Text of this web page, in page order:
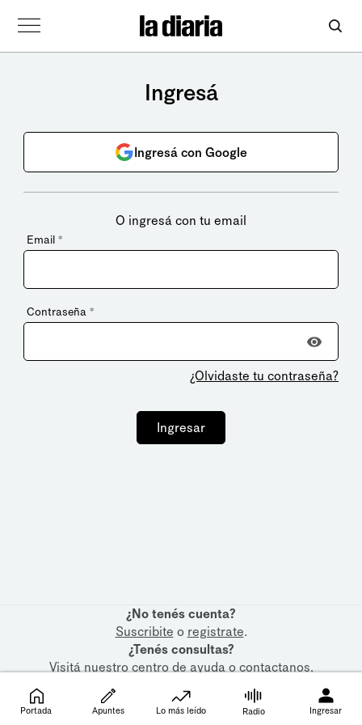
Ingresá
Ingresá con Google
O ingresá con tu email
Email *
Contraseña *
¿Olvidaste tu contraseña?
Ingresar
¿No tenés cuenta?
Suscribite o registrate.
¿Tenés consultas?
Visitá nuestrocentro de ayudaocontactanos.
Portada Apuntes Lo más leído Radio Ingresar